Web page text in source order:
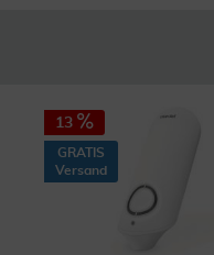
13
GRATIS
Versand